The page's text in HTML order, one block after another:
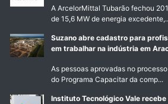
A ArcelorMittal Tubarão fechou
de 15,6 MW de energia
Suzano abre cadastro para
em trabalhar na indústria em
As pessoas aprovadas no
do Programa Capacitar da comp...
Instituto Tecnológico Vale